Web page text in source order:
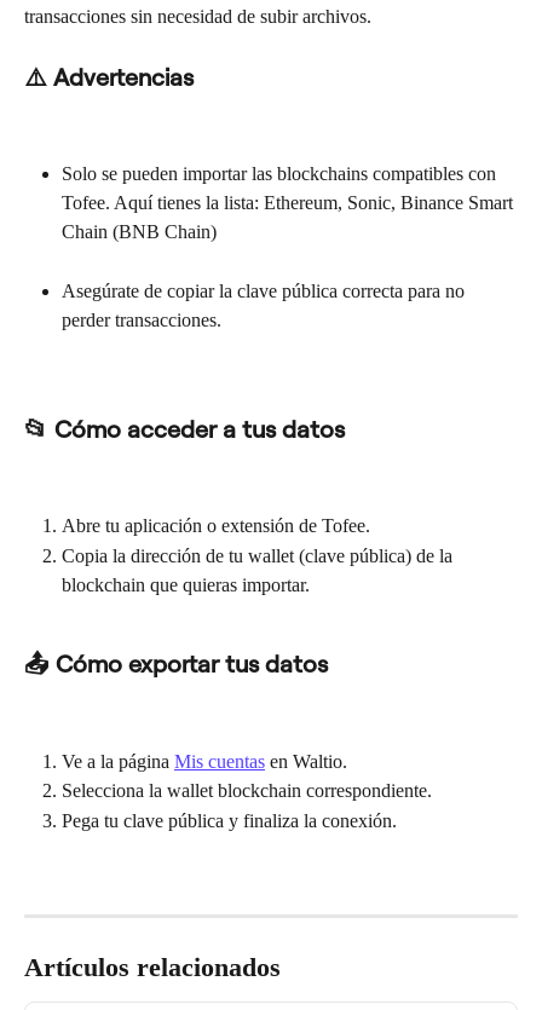
transacciones sin necesidad de subir archivos.
⚠️ Advertencias
Solo se pueden importar las blockchains compatibles con
Tofee. Aquí tienes la lista: Ethereum, Sonic, Binance Smart
Chain (BNB Chain)
Asegúrate de copiar la clave pública correcta para no
perder transacciones.
📂 Cómo acceder a tus datos
Abre tu aplicación o extensión de Tofee.
Copia la dirección de tu wallet (clave pública) de la
blockchain que quieras importar.
📤 Cómo exportar tus datos
Ve a la página Mis cuentas en Waltio.
Selecciona la wallet blockchain correspondiente.
Pega tu clave pública y finaliza la conexión.
Artículos relacionados